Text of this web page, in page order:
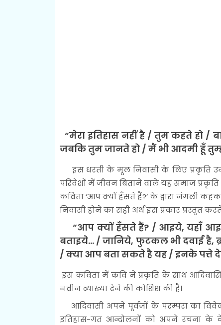
“मेरा इतिहास नहीं है / तुम कहते हो /
जबकि तुम जानते हो / मैं भी आदमी हूँ
इस धरती के मूल निवासी के लिए प्रकृति
परिवेशों में जीवन बिताने वाले यह समाज
कविता ‘आप क्यों हँसते हैं?’ के द्वारा जंगली
निवासी होने का सही अर्थ इस प्रकार प्रस्तुत
“आप क्यों हँसते हैं? / आइये, यहाँ
बताइये... / जानिये, फुटकल भी दवाई है,
/ क्या आप बता सकते है यह / इनके पत्ते
इस कविता में कवि ने प्रकृति के साथ
नवीन व्याख्या देने की कोशिश की है।
आदिवासी अपने पूर्वजों के परम्परा का
इतिहास-गत आन्दोलनों को अपने रचना के